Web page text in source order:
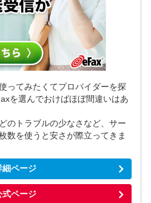
ってみたくてプロバイダーを探
を選んでおけばほぼ間違いはあ
のトラブルの少なさなど、サー
数を使うと安さが際立ってきま
細ページ
式ページ